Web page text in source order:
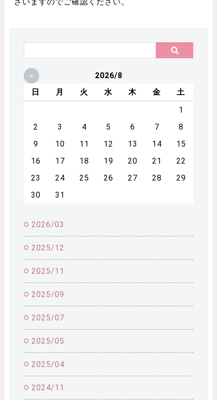
<
2026/8
日
月 火 水 木 金
土
1
2
3 4 5 6 7
8
9
10 11 12 13 14
15
16
17 18 19 20 21
22
23
24 25 26 27 28
29
30
31
2026/03
2025/12
2025/11
2025/09
2025/07
2025/05
2025/04
2024/11